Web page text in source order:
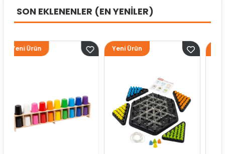
SON EKLENENLER (EN YENİLER)
Yeni Ürün Yeni Ürün